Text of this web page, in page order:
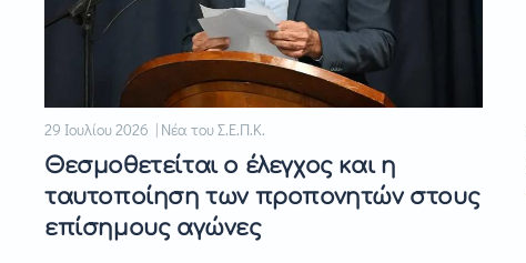
29 Ιουλίου 2026 | Νέα του Σ.Ε.Π.Κ.
Θεσμοθετείται ο έλεγχος και η
ταυτοποίηση των προπονητών στους
επίσημους αγώνες